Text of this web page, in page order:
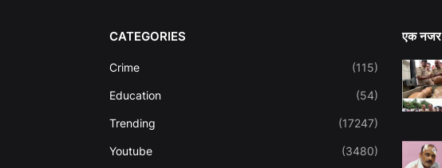
CATEGORIES
Crime (115)
Education (54)
Trending (17247)
Youtube (3480)
एक नजर